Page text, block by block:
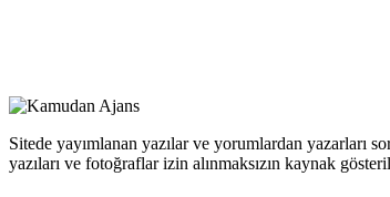
Sitede yayımlanan yazılar ve yorumlardan yazarları
yazıları ve fotoğraflar izin alınmaksızın kaynak